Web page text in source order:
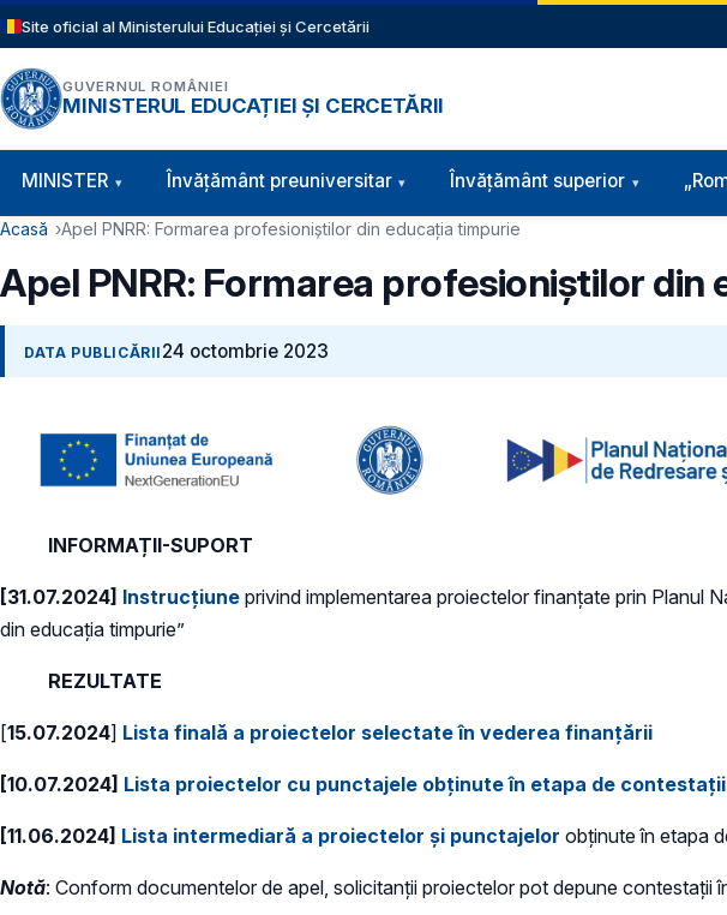
Sari la conținutul principal
Site oficial al Ministerului Educației și Cercetării
GUVERNUL ROMÂNIEI
MINISTERUL EDUCAȚIEI ȘI CERCETĂRII
Navigație principală
MINISTER Învăţământ preuniversitar Învățământ superior
Cale de navigare
Acasă Apel PNRR: Formarea profesioniștilor din educația timpurie
Apel PNRR: Formarea profesioniștilor
DATA PUBLICĂRII 24 octombrie 2023
INFORMAȚII-SUPORT
[31.07.2024] Instrucțiune privind implementarea proiectelor finanțate prin Planul
din educația timpurie”
REZULTATE
[15.07.2024] Lista finală a proiectelor selectate în vederea finanțării
[10.07.2024] Lista proiectelor cu punctajele obținute în etapa de contestații
[11.06.2024] Lista intermediară a proiectelor și punctajelor obținute în etapa
Notă: Conform documentelor de apel, solicitanții proiectelor pot depune contestații